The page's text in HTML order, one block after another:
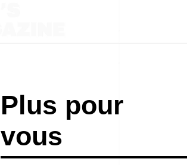
Plus pour
vous